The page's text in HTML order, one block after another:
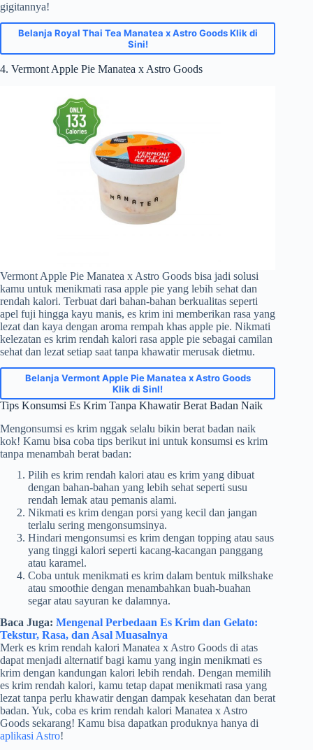
gigitannya!
Belanja Royal Thai Tea Manatea x Astro Goods Klik di
Sini!
4. Vermont Apple Pie Manatea x Astro Goods
Vermont Apple Pie Manatea x Astro Goods bisa jadi solusi
kamu untuk menikmati rasa apple pie yang lebih sehat dan
rendah kalori. Terbuat dari bahan-bahan berkualitas seperti
apel fuji hingga kayu manis, es krim ini memberikan rasa yang
lezat dan kaya dengan aroma rempah khas apple pie. Nikmati
kelezatan es krim rendah kalori rasa apple pie sebagai camilan
sehat dan lezat setiap saat tanpa khawatir merusak dietmu.
Belanja Vermont Apple Pie Manatea x Astro Goods
Klik di SinI!
Tips Konsumsi Es Krim Tanpa Khawatir Berat Badan Naik
Mengonsumsi es krim nggak selalu bikin berat badan naik
kok! Kamu bisa coba tips berikut ini untuk konsumsi es krim
tanpa menambah berat badan:
Pilih es krim rendah kalori atau es krim yang dibuat
dengan bahan-bahan yang lebih sehat seperti susu
rendah lemak atau pemanis alami.
Nikmati es krim dengan porsi yang kecil dan jangan
terlalu sering mengonsumsinya.
Hindari mengonsumsi es krim dengan topping atau saus
yang tinggi kalori seperti kacang-kacangan panggang
atau karamel.
Coba untuk menikmati es krim dalam bentuk milkshake
atau smoothie dengan menambahkan buah-buahan
segar atau sayuran ke dalamnya.
Baca Juga: Mengenal Perbedaan Es Krim dan Gelato:
Tekstur, Rasa, dan Asal Muasalnya
Merk es krim rendah kalori Manatea x Astro Goods di atas
dapat menjadi alternatif bagi kamu yang ingin menikmati es
krim dengan kandungan kalori lebih rendah. Dengan memilih
es krim rendah kalori, kamu tetap dapat menikmati rasa yang
lezat tanpa perlu khawatir dengan dampak kesehatan dan berat
badan. Yuk, coba es krim rendah kalori Manatea x Astro
Goods sekarang! Kamu bisa dapatkan produknya hanya di
aplikasi Astro!